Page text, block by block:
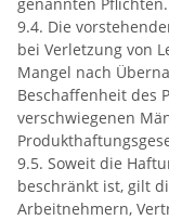
9.4. Die
bei Verletzung von
Mangel nach
Beschaffenheit des
verschwiegenen
9.5. Soweit die
beschränkt ist, gilt
Arbeitnehmern,